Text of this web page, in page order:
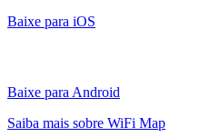
Baixe para iOS
Baixe para Android
Saiba mais sobre WiFi Map